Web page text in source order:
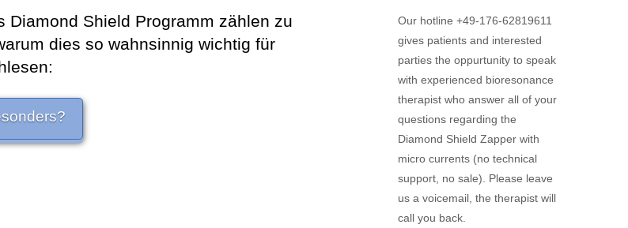
Diamond Shield Programm zählen zu
dies so wahnsinnig wichtig für
Our hotline +49-176-62819611
gives patients and interested
parties the oppurtunity to speak
with experienced bioresonance
therapist who answer all of your
questions regarding the
Diamond Shield Zapper with
micro currents (no technical
support, no sale). Please leave
us a voicemail, the therapist will
call you back.